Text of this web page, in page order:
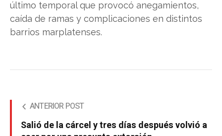
último temporal que provocó anegamientos,
caída de ramas y complicaciones en distintos
barrios marplatenses.
ANTERIOR POST
Salió de la cárcel y tres días después volvió a